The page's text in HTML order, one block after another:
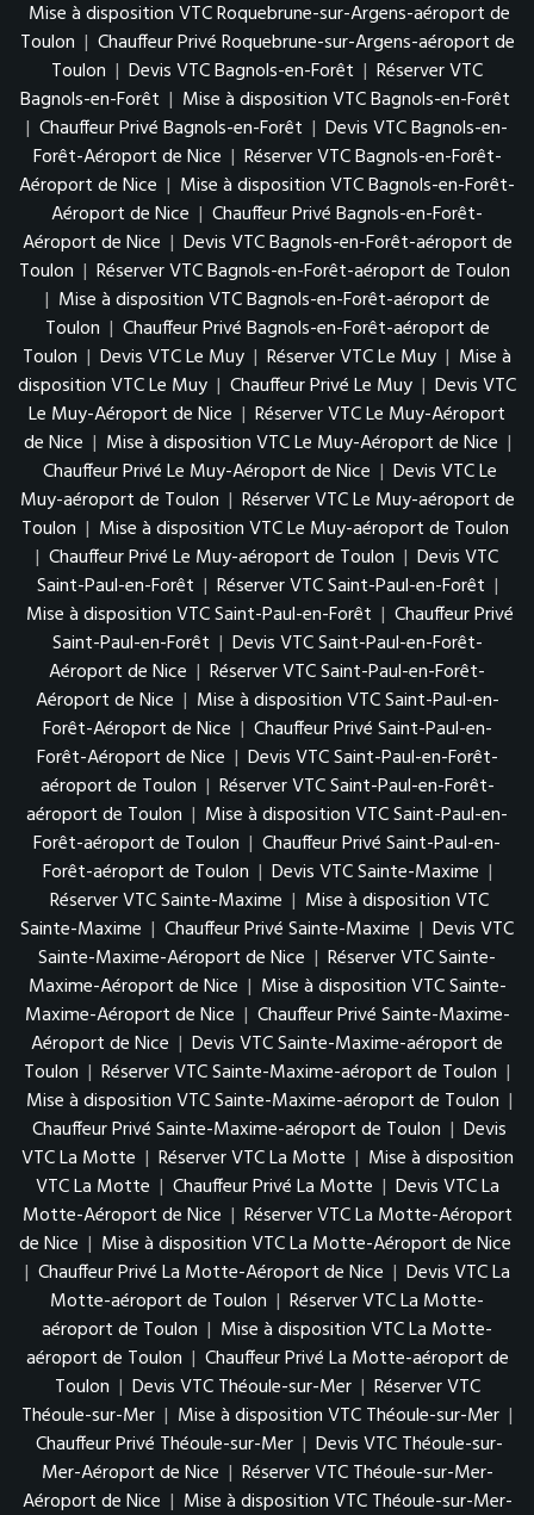
Mise à disposition VTC Roquebrune-sur-Argens-aéroport de
Toulon | Chauffeur Privé Roquebrune-sur-Argens-aéroport de
Toulon | Devis VTC Bagnols-en-Forêt | Réserver VTC
Bagnols-en-Forêt | Mise à disposition VTC Bagnols-en-Forêt
| Chauffeur Privé Bagnols-en-Forêt | Devis VTC Bagnols-en-
Forêt-Aéroport de Nice | Réserver VTC Bagnols-en-Forêt-
Aéroport de Nice | Mise à disposition VTC Bagnols-en-Forêt-
Aéroport de Nice | Chauffeur Privé Bagnols-en-Forêt-
Aéroport de Nice | Devis VTC Bagnols-en-Forêt-aéroport de
Toulon | Réserver VTC Bagnols-en-Forêt-aéroport de Toulon
| Mise à disposition VTC Bagnols-en-Forêt-aéroport de
Toulon | Chauffeur Privé Bagnols-en-Forêt-aéroport de
Toulon | Devis VTC Le Muy | Réserver VTC Le Muy | Mise à
disposition VTC Le Muy | Chauffeur Privé Le Muy | Devis VTC
Le Muy-Aéroport de Nice | Réserver VTC Le Muy-Aéroport
de Nice | Mise à disposition VTC Le Muy-Aéroport de Nice |
Chauffeur Privé Le Muy-Aéroport de Nice | Devis VTC Le
Muy-aéroport de Toulon | Réserver VTC Le Muy-aéroport de
Toulon | Mise à disposition VTC Le Muy-aéroport de Toulon
| Chauffeur Privé Le Muy-aéroport de Toulon | Devis VTC
Saint-Paul-en-Forêt | Réserver VTC Saint-Paul-en-Forêt |
Mise à disposition VTC Saint-Paul-en-Forêt | Chauffeur Privé
Saint-Paul-en-Forêt | Devis VTC Saint-Paul-en-Forêt-
Aéroport de Nice | Réserver VTC Saint-Paul-en-Forêt-
Aéroport de Nice | Mise à disposition VTC Saint-Paul-en-
Forêt-Aéroport de Nice | Chauffeur Privé Saint-Paul-en-
Forêt-Aéroport de Nice | Devis VTC Saint-Paul-en-Forêt-
aéroport de Toulon | Réserver VTC Saint-Paul-en-Forêt-
aéroport de Toulon | Mise à disposition VTC Saint-Paul-en-
Forêt-aéroport de Toulon | Chauffeur Privé Saint-Paul-en-
Forêt-aéroport de Toulon | Devis VTC Sainte-Maxime |
Réserver VTC Sainte-Maxime | Mise à disposition VTC
Sainte-Maxime | Chauffeur Privé Sainte-Maxime | Devis VTC
Sainte-Maxime-Aéroport de Nice | Réserver VTC Sainte-
Maxime-Aéroport de Nice | Mise à disposition VTC Sainte-
Maxime-Aéroport de Nice | Chauffeur Privé Sainte-Maxime-
Aéroport de Nice | Devis VTC Sainte-Maxime-aéroport de
Toulon | Réserver VTC Sainte-Maxime-aéroport de Toulon |
Mise à disposition VTC Sainte-Maxime-aéroport de Toulon |
Chauffeur Privé Sainte-Maxime-aéroport de Toulon | Devis
VTC La Motte | Réserver VTC La Motte | Mise à disposition
VTC La Motte | Chauffeur Privé La Motte | Devis VTC La
Motte-Aéroport de Nice | Réserver VTC La Motte-Aéroport
de Nice | Mise à disposition VTC La Motte-Aéroport de Nice
| Chauffeur Privé La Motte-Aéroport de Nice | Devis VTC La
Motte-aéroport de Toulon | Réserver VTC La Motte-
aéroport de Toulon | Mise à disposition VTC La Motte-
aéroport de Toulon | Chauffeur Privé La Motte-aéroport de
Toulon | Devis VTC Théoule-sur-Mer | Réserver VTC
Théoule-sur-Mer | Mise à disposition VTC Théoule-sur-Mer |
Chauffeur Privé Théoule-sur-Mer | Devis VTC Théoule-sur-
Mer-Aéroport de Nice | Réserver VTC Théoule-sur-Mer-
Aéroport de Nice | Mise à disposition VTC Théoule-sur-Mer-